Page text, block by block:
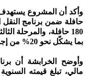
حافلة ضمن برنامج النقل
بما يشكّل نحو 20% من إجمالي أسطول النقل وخدمات النقل.
وأوضح الخرابشة أن